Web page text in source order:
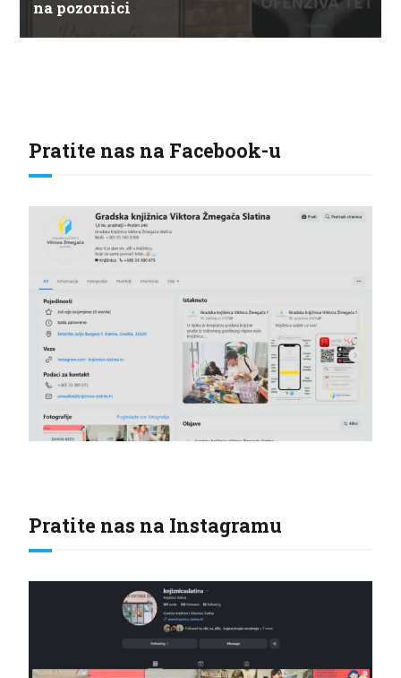
na pozornici
Pratite nas na Facebook-u
Pratite nas na Instagramu